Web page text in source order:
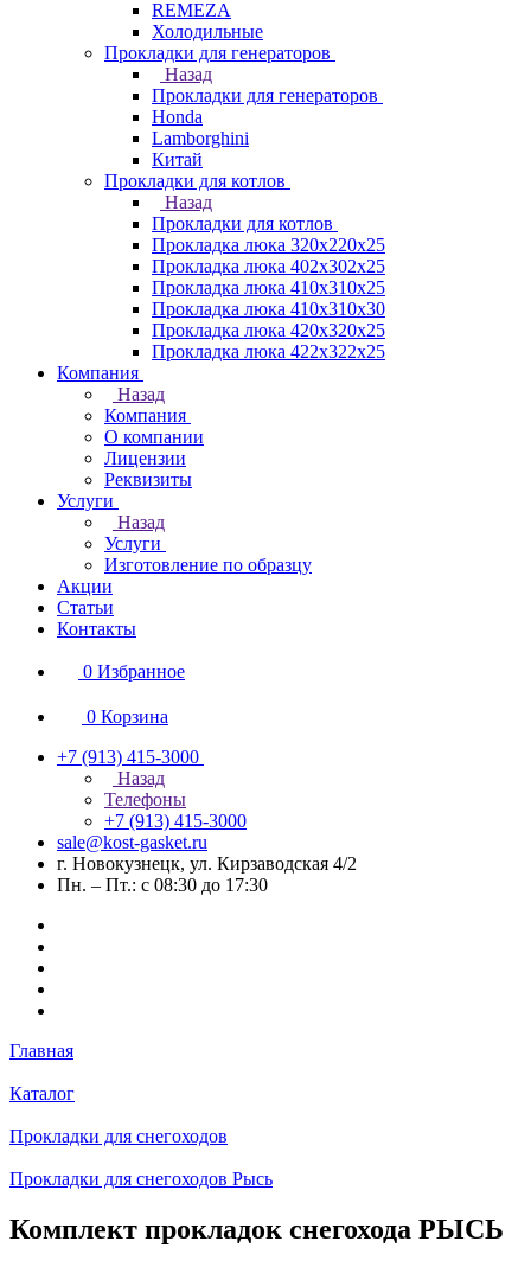
REMEZA
Холодильные
Прокладки для генераторов
Назад
Прокладки для генераторов
Honda
Lamborghini
Китай
Прокладки для котлов
Назад
Прокладки для котлов
Прокладка люка 320x220x25
Прокладка люка 402x302x25
Прокладка люка 410x310x25
Прокладка люка 410х310х30
Прокладка люка 420x320x25
Прокладка люка 422x322x25
Компания
Назад
Компания
О компании
Лицензии
Реквизиты
Услуги
Назад
Услуги
Изготовление по образцу
Акции
Статьи
Контакты
0 Избранное
0 Корзина
+7 (913) 415-3000
Назад
Телефоны
+7 (913) 415-3000
sale@kost-gasket.ru
г. Новокузнецк, ул. Кирзаводская 4/2
Пн. – Пт.: с 08:30 до 17:30
Главная
Каталог
Прокладки для снегоходов
Прокладки для снегоходов Рысь
Комплект прокладок снегохода РЫСЬ